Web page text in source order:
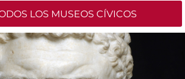
LOS MUSEOS CÍVICOS